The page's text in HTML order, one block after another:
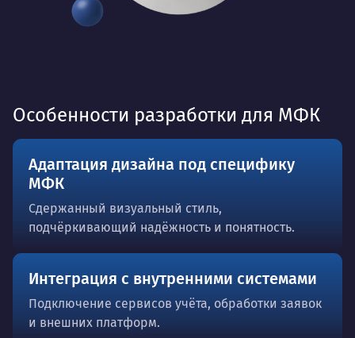
Особенности разработки для МФК
Адаптация дизайна под специфику
МФК
Сдержанный визуальный стиль,
подчёркивающий надёжность и понятность.
Интеграция с внутренними системами
Подключение сервисов учёта, обработки заявок
и внешних платформ.